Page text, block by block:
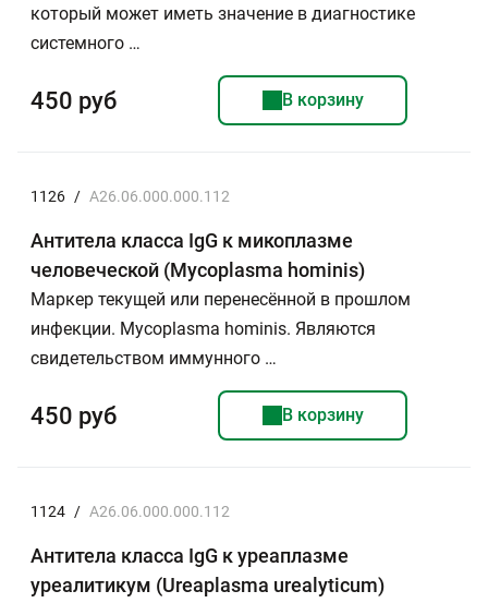
который может иметь значение в диагностике
системного …
450 руб В корзину
1126 / А26.06.000.000.112
Антитела класса IgG к микоплазме
человеческой (Myсoplasma hominis)
Маркер текущей или перенесённой в прошлом
инфекции. Mycoplasma hominis. Являются
свидетельством иммунного …
450 руб В корзину
1124 / А26.06.000.000.112
Антитела класса IgG к уреаплазме
уреалитикум (Ureaplasma urealyticum)